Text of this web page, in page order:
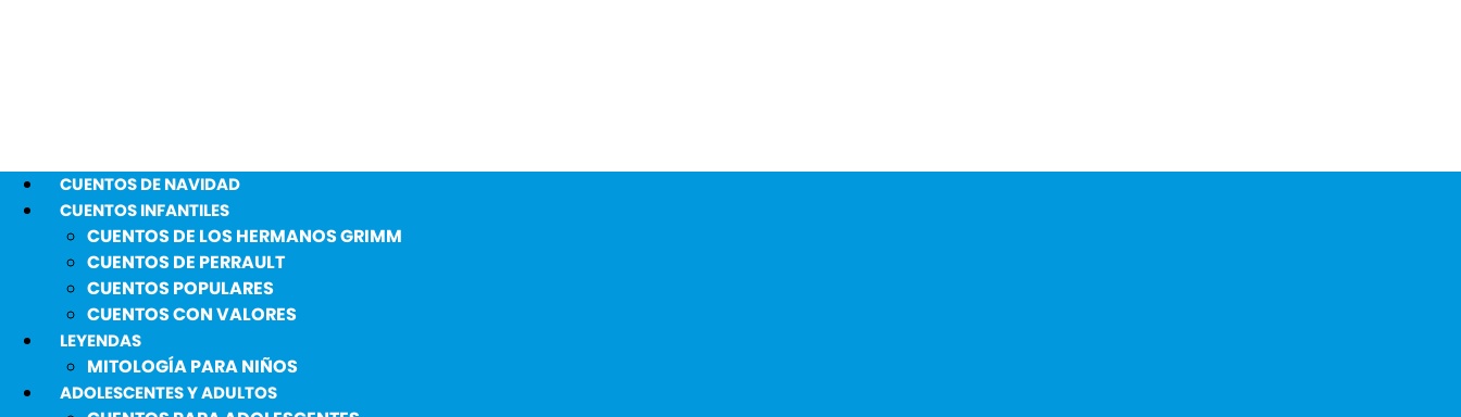
CUENTOS DE NAVIDAD
CUENTOS INFANTILES
CUENTOS DE LOS HERMANOS GRIMM
CUENTOS DE PERRAULT
CUENTOS POPULARES
CUENTOS CON VALORES
LEYENDAS
MITOLOGÍA PARA NIÑOS
ADOLESCENTES Y ADULTOS